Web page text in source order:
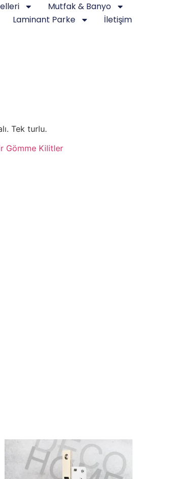
Mutfak & Banyo
Laminant Parke İletişim
Tek turlu.
Gömme Kilitler